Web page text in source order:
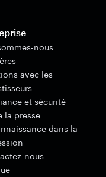
nous
avec les
et sécurité
la presse
dans la
nous